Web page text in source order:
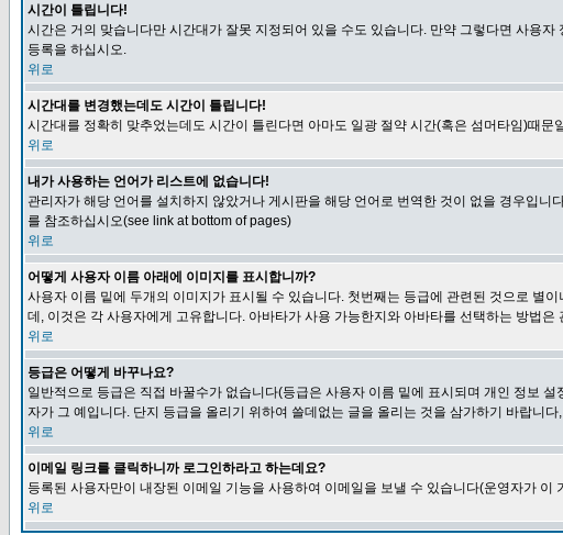
시간이 틀립니다!
시간은 거의 맞습니다만 시간대가 잘못 지정되어 있을 수도 있습니다. 만약 그렇다면 사용
등록을 하십시오.
위로
시간대를 변경했는데도 시간이 틀립니다!
시간대를 정확히 맞추었는데도 시간이 틀린다면 아마도 일광 절약 시간(혹은 섬머타임)때
위로
내가 사용하는 언어가 리스트에 없습니다!
관리자가 해당 언어를 설치하지 않았거나 게시판을 해당 언어로 번역한 것이 없을 경우입
를 참조하십시오(see link at bottom of pages)
위로
어떻게 사용자 이름 아래에 이미지를 표시합니까?
사용자 이름 밑에 두개의 이미지가 표시될 수 있습니다. 첫번째는 등급에 관련된 것으로 별
데, 이것은 각 사용자에게 고유합니다. 아바타가 사용 가능한지와 아바타를 선택하는 방법
위로
등급은 어떻게 바꾸나요?
일반적으로 등급은 직접 바꿀수가 없습니다(등급은 사용자 이름 밑에 표시되며 개인 정보
자가 그 예입니다. 단지 등급을 올리기 위하여 쓸데없는 글을 올리는 것을 삼가하기 바랍니
위로
이메일 링크를 클릭하니까 로그인하라고 하는데요?
등록된 사용자만이 내장된 이메일 기능을 사용하여 이메일을 보낼 수 있습니다(운영자가
위로